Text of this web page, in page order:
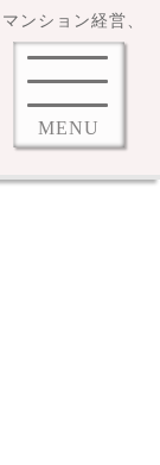
ンション経営、
MENU